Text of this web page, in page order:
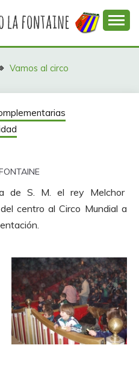
LA
Vamos al circo
de S. M. el rey Melchor
centro al Circo Mundial a